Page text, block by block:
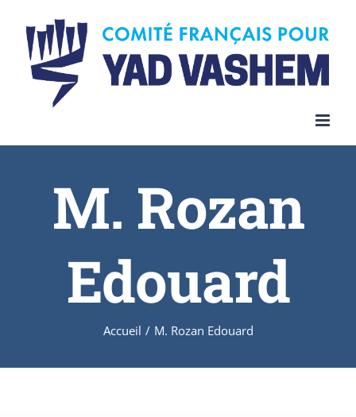
content
M. Rozan
Edouard
Accueil / M. Rozan Edouard